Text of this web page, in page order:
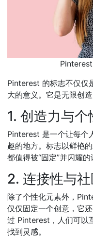
Pinterest 的标志不仅仅
大的意义。它是无限创
1. 创造力与个
Pinterest 是一个让每个
趣的地方。标志以鲜艳
都值得被“固定”并闪耀的
2. 连接性与
除了个性化元素外，
仅仅固定一个创意，它
过 Pinterest，人们可以
找到灵感。